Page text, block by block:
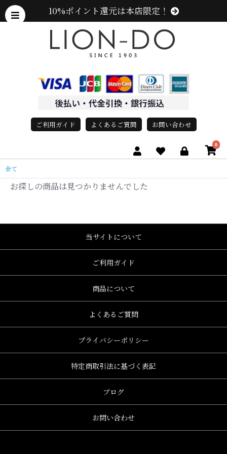
10%ポイント還元は本店限定！
ご利用ガイド よくあるご質問 お問い合わせ
0
全て
お探しの商品は見つかりませんでした
当サイトについて
ご利用ガイド
商品について
よくあるご質問
プライバシーポリシー
特定商取引法に基づく表記
ブログ
お問い合わせ